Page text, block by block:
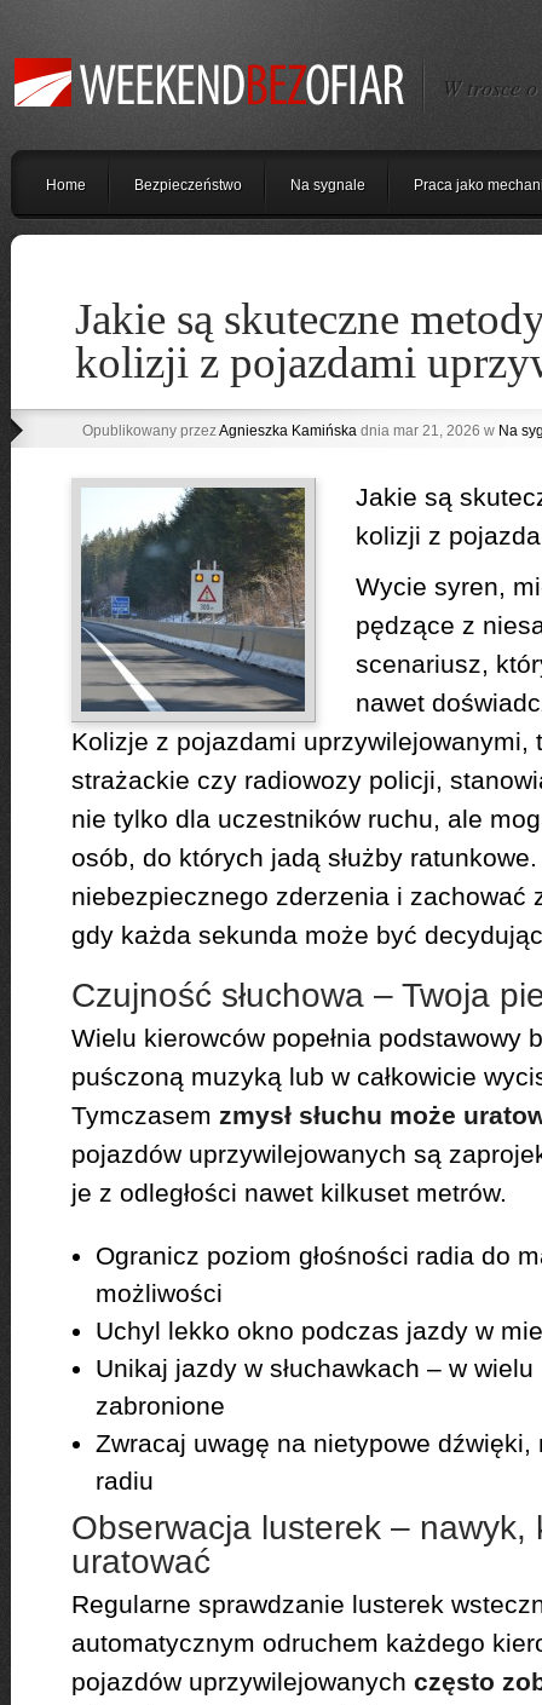
W trosce
Home Bezpieczeństwo Na sygnale Praca jako
Jakie są skuteczne
kolizji z pojazdami
Opublikowany przezAgnieszka Kamińskadnia mar 21, 2026 w Na
Jakie są
kolizji z
Wycie syren,
pędzące z
scenariusz,
nawet
Kolizje z pojazdami uprzywilejowanymi,
strażackie czy radiowozy policji,
nie tylko dla uczestników ruchu, ale
osób, do których jadą służby
niebezpiecznego zderzenia i zachować
gdy każda sekunda może być
Czujność słuchowa – Twoja
Wielu kierowców popełnia podstawowy
puśczoną muzyką lub w całkowicie
Tymczasem zmysł słuchu może
pojazdów uprzywilejowanych są
je z odległości nawet kilkuset metrów.
Ogranicz poziom głośności radia do
możliwości
Uchyl lekko okno podczas jazdy w
Unikaj jazdy w słuchawkach – w
zabronione
Zwracaj uwagę na nietypowe dźwięki,
radiu
Obserwacja lusterek – nawyk,
uratować
Regularne sprawdzanie lusterek
automatycznym odruchem każdego
pojazdów uprzywilejowanych często